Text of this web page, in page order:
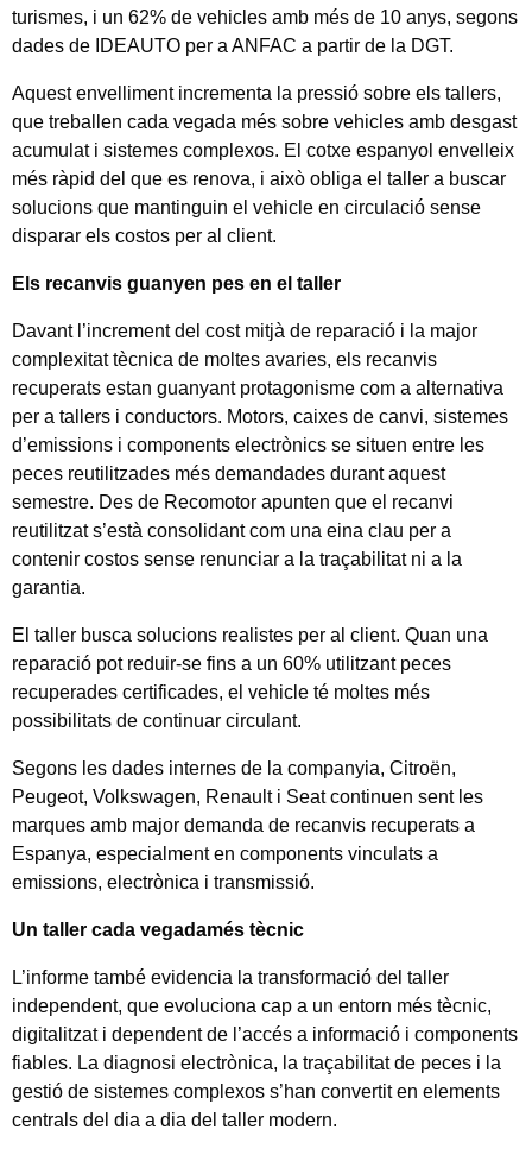
turismes, i un 62% de vehicles amb més de 10 anys, segons
dades de IDEAUTO per a ANFAC a partir de la DGT.
Aquest envelliment incrementa la pressió sobre els tallers,
que treballen cada vegada més sobre vehicles amb desgast
acumulat i sistemes complexos. El cotxe espanyol envelleix
més ràpid del que es renova, i això obliga el taller a buscar
solucions que mantinguin el vehicle en circulació sense
disparar els costos per al client.
Els recanvis guanyen pes en el taller
Davant l’increment del cost mitjà de reparació i la major
complexitat tècnica de moltes avaries, els recanvis
recuperats estan guanyant protagonisme com a alternativa
per a tallers i conductors. Motors, caixes de canvi, sistemes
d’emissions i components electrònics se situen entre les
peces reutilitzades més demandades durant aquest
semestre. Des de Recomotor apunten que el recanvi
reutilitzat s’està consolidant com una eina clau per a
contenir costos sense renunciar a la traçabilitat ni a la
garantia.
El taller busca solucions realistes per al client. Quan una
reparació pot reduir-se fins a un 60% utilitzant peces
recuperades certificades, el vehicle té moltes més
possibilitats de continuar circulant.
Segons les dades internes de la companyia, Citroën,
Peugeot, Volkswagen, Renault i Seat continuen sent les
marques amb major demanda de recanvis recuperats a
Espanya, especialment en components vinculats a
emissions, electrònica i transmissió.
Un taller cada vegadamés tècnic
L’informe també evidencia la transformació del taller
independent, que evoluciona cap a un entorn més tècnic,
digitalitzat i dependent de l’accés a informació i components
fiables. La diagnosi electrònica, la traçabilitat de peces i la
gestió de sistemes complexos s’han convertit en elements
centrals del dia a dia del taller modern.